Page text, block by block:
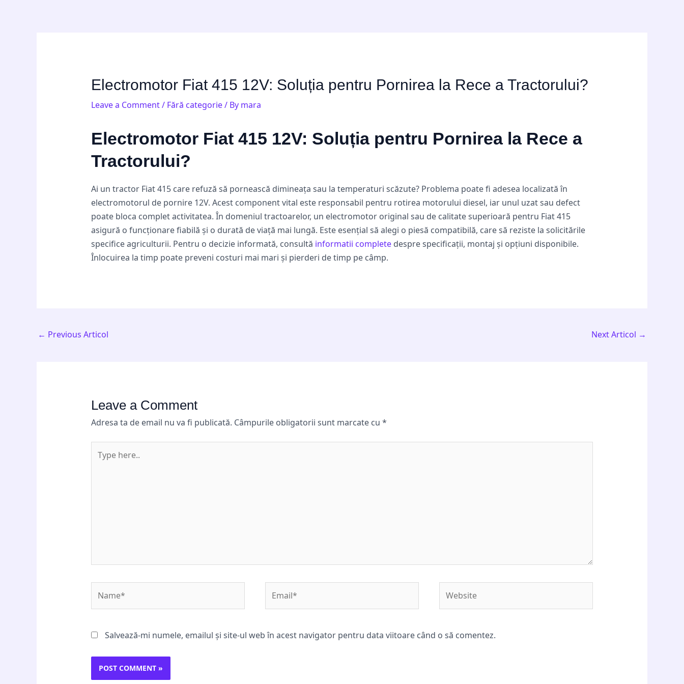
Electromotor Fiat 415 12V: Soluția pentru Pornirea la Rece a Tractorului?
Leave a Comment/ Fără categorie/ By mara
Electromotor Fiat 415 12V: Soluția pentru Pornirea la Rece a
Tractorului?
Ai un tractor Fiat 415 care refuză să pornească dimineața sau la temperaturi scăzute? Problema poate fi adesea localizată în
electromotorul de pornire 12V. Acest component vital este responsabil pentru rotirea motorului diesel, iar unul uzat sau defect
poate bloca complet activitatea. În domeniul tractoarelor, un electromotor original sau de calitate superioară pentru Fiat 415
asigură o funcționare fiabilă și o durată de viață mai lungă. Este esențial să alegi o piesă compatibilă, care să reziste la solicitările
specifice agriculturii. Pentru o decizie informată, consultă informatii completedespre specificații, montaj și opțiuni disponibile.
Înlocuirea la timp poate preveni costuri mai mari și pierderi de timp pe câmp.
← Previous Articol Next Articol →
Leave a Comment
Adresa ta de email nu va fi publicată. Câmpurile obligatorii sunt marcate cu *
here..
Salvează-mi numele, emailul și site-ul web în acest navigator pentru data viitoare când o să comentez.